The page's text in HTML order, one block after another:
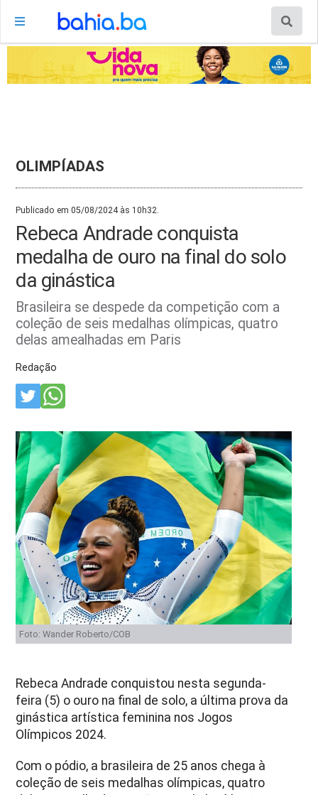
OLIMPÍADAS
Publicado em 05/08/2024 às 10h32.
Rebeca Andrade conquista
medalha de ouro na final do solo
da ginástica
Brasileira se despede da competição com a
coleção de seis medalhas olímpicas, quatro
delas amealhadas em Paris
Redação
Foto: Wander Roberto/COB
Rebeca Andrade conquistou nesta segunda-
feira (5) o ouro na final de solo, a última prova da
ginástica artística feminina nos Jogos
Olímpicos 2024.
Com o pódio, a brasileira de 25 anos chega à
coleção de seis medalhas olímpicas, quatro